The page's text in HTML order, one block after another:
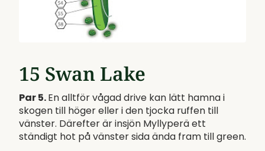
15 Swan Lake
Par 5.En alltför vågad drive kan lätt hamna i
skogen till höger eller i den tjocka ruffen till
vänster. Därefter är insjön Myllyperä ett
ständigt hot på vänster sida ända fram till green.